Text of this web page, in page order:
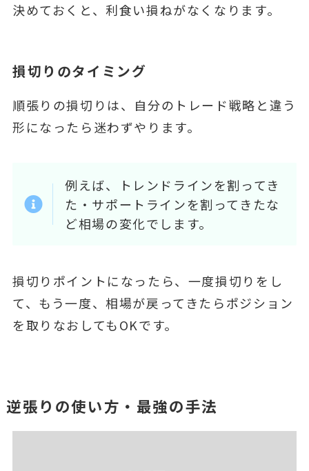
決めておくと、利食い損ねがなくなります。
損切りのタイミング
順張りの損切りは、自分のトレード戦略と違う
形になったら迷わずやります。
例えば、トレンドラインを割ってき
た・サポートラインを割ってきたな
ど相場の変化でします。
損切りポイントになったら、一度損切りをし
て、もう一度、相場が戻ってきたらポジション
を取りなおしてもOKです。
逆張りの使い方・最強の手法